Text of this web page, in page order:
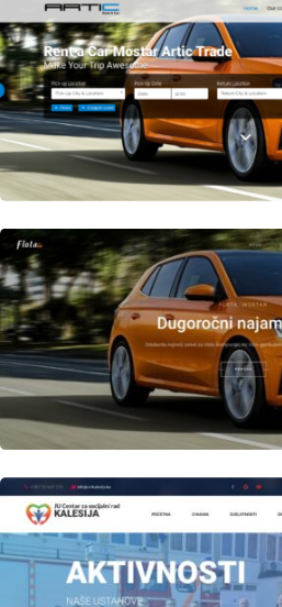
AuthorlauferDate
AuthorlauferDate